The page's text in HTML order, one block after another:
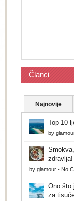
Članci
Najnovije
Top 10
by
zdravlja!
by glamour - No
Ono što
za